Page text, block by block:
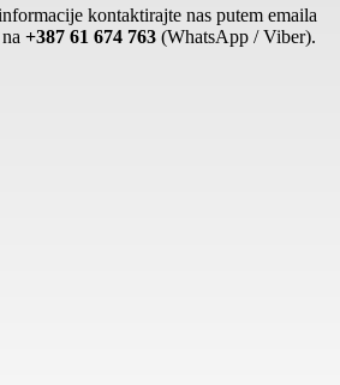
kontaktirajte nas putem emaila
+387 61 674 763 (WhatsApp / Viber).